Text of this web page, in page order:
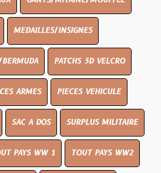
MEDAILLES/INSIGNES
PATCHS 3D VELCRO
ARMES PIECES VEHICULE
SAC A DOS SURPLUS MILITAIRE
PAYS WW 1 TOUT PAYS WW2